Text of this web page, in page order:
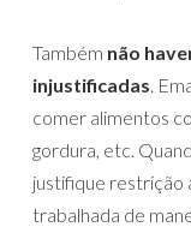
Também não
injustificadas .
comer alimentos
gordura, etc.
justifique restrição
trabalhada de